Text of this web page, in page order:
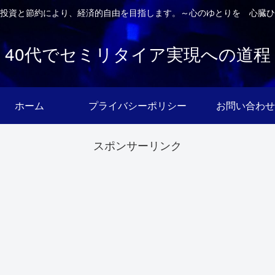
資と節約により、経済的自由を目指します。～心のゆとりを 心臓
40代でセミリタイア実現への道程
ホーム プライバシーポリシー お問い合わせ
スポンサーリンク